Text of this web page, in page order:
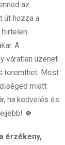
az
út hozza a
A
váratlan üzenet
teremthet. Most
miatt
ha kedvelés és
🍀
érzékeny,